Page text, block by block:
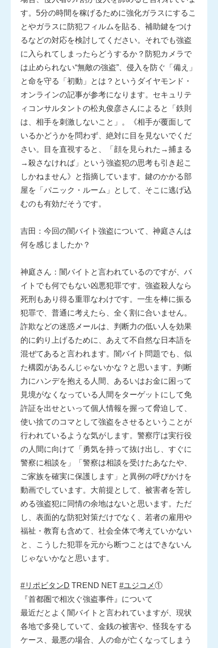
す。5分の時間を稼げるために強化ガラスにするこ
とやガラスに防犯フィルムを貼る、補助鍵をつけ
るなどの対応を検討してください。それでも強盗
に入られてしまったらどうするか？防犯カメラで
は止められない“無敵の強盗”、侵入を防ぐ「備え」
と命を守る「初動」とは？というダイヤモンド・
オンラインの記事が参考になります。セキュリテ
ィコンサルタントの松丸俊彦さんによると「鉄則
は、相手を刺激しないこと」。《相手が覆面して
いるかどうかを問わず、絶対に目を見ないでくだ
さい。目を直視すると、「顔を見られた→捕まる
→殺さなければ」という強盗犯の思考も引き起こ
しかねません》と指摘しています。鍵のかかる部
屋を「パニック・ルーム」として、そこに逃げ込
むのも有効だそうです。
吉田：今回の闇バイト強盗について、神庭さんは
何を感じましたか？
神庭さん：闇バイトと言われているのですが、バ
イトでも何でもない凶悪犯罪です。強盗殺人なら
死刑もあり得る重罪なわけです。一生を棒に振る
犯罪で、普通に考えたら、全く割に合いません。
詐欺などの迷惑メールは、判断力の低い人を効果
的に釣り上げるために、あえて不自然な日本語を
混ぜてあると言われます。闇バイト問題でも、似
た構図があるんじゃないかな？と思います。判断
力にハンデを抱える人間、あるいはお金に困って
見境がなくなっている人間をターゲットにして免
許証を出せといって個人情報を握って脅迫して、
使い捨てのコマとして強盗をさせるということが
行われているような気がします。警察庁は実行役
の人間に向けて「勇気を持って抜け出し、すぐに
警察に相談を」「警察は相談を受けたあなたや、
ご家族を確実に保護します」と異例の呼びかけを
動画でしています。大前提として、被害者を苦し
める強盗犯に同情の余地はないと思います。ただ
し、表面的な防犯対策だけでなく、若者の雇用や
福祉・教育も含めて、社会全体で考えていかない
と、こうした犯罪を元から断つことはできないん
じゃないかなと思います。
#リポビタンD TREND NET#ユジコメ①
『首都圏で相次ぐ強盗事件』について
最近だとよく闇バイトと言われていますが、現状
各地で多発していて、金銭の被害や、怪我をする
ケース、最悪の場合、人の命が亡くなってしまう